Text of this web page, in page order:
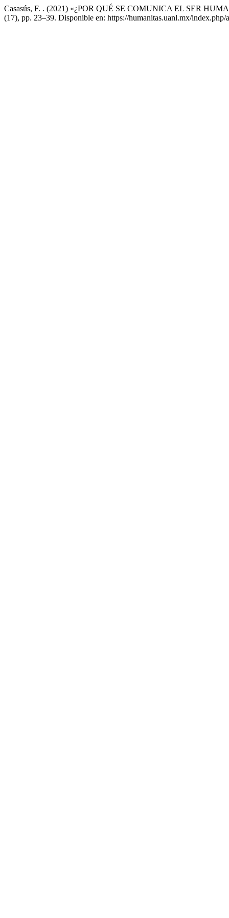
Casasús, F. . (2021) «¿POR QUÉ SE COMUNICA EL SER
(17), pp. 23–39. Disponible en: https://humanitas.uanl.mx/